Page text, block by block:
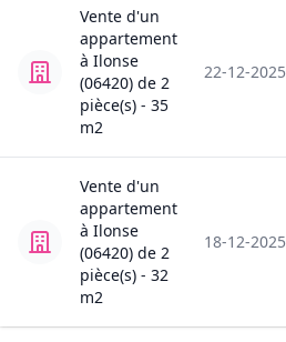
Vente d'un
appartement
à Ilonse
(06420) de 2
pièce(s) - 35
m2
22-12-2025
Vente d'un
appartement
à Ilonse
(06420) de 2
pièce(s) - 32
m2
18-12-2025